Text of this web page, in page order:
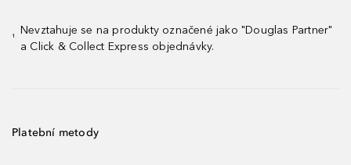
¹
Nevztahuje se na produkty označené jako "Douglas Partner"
a Click & Collect Express objednávky.
Platební metody